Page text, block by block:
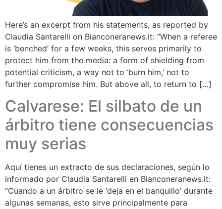
Here’s an excerpt from his statements, as reported by
Claudia Santarelli on Bianconeranews.it: “When a referee
is ‘benched’ for a few weeks, this serves primarily to
protect him from the media: a form of shielding from
potential criticism, a way not to ‘burn him,’ not to
further compromise him. But above all, to return to […]
Calvarese: El silbato de un
árbitro tiene consecuencias
muy serias
Aquí tienes un extracto de sus declaraciones, según lo
informado por Claudia Santarelli en Bianconeranews.it:
“Cuando a un árbitro se le ‘deja en el banquillo’ durante
algunas semanas, esto sirve principalmente para